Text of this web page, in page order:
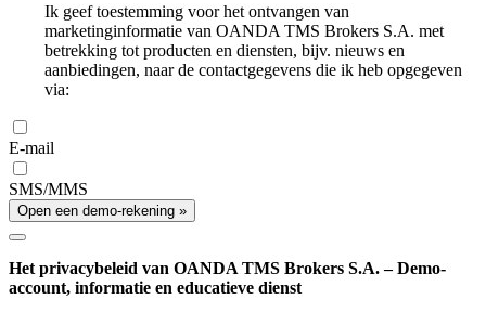
Ik geef toestemming voor het ontvangen van
marketinginformatie van OANDA TMS Brokers S.A. met
betrekking tot producten en diensten, bijv. nieuws en
aanbiedingen, naar de contactgegevens die ik heb opgegeven
via:
E-mail
SMS/MMS
Open een demo-rekening »
Het privacybeleid van OANDA TMS Brokers S.A. – Demo-
account, informatie en educatieve dienst